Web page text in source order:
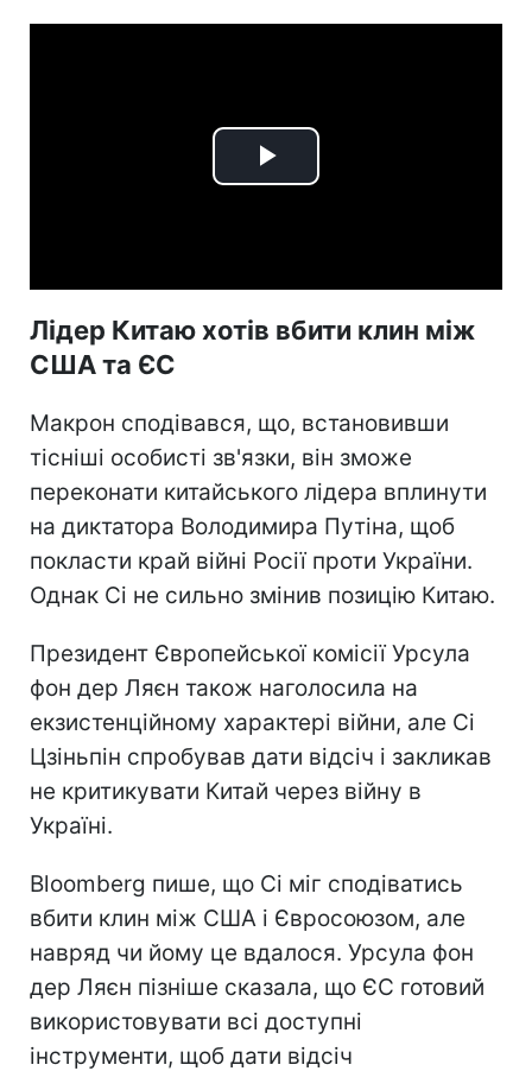
Play
Лідер Китаю хотів вбити клин між
США та ЄС
Макрон сподівався, що, встановивши
тісніші особисті зв'язки, він зможе
переконати китайського лідера вплинути
на диктатора Володимира Путіна, щоб
покласти край війні Росії проти України.
Однак Сі не сильно змінив позицію Китаю.
Президент Європейської комісії Урсула
фон дер Ляєн також наголосила на
екзистенційному характері війни, але Сі
Цзіньпін спробував дати відсіч і закликав
не критикувати Китай через війну в
Україні.
Bloomberg пише, що Сі міг сподіватись
вбити клин між США і Євросоюзом, але
навряд чи йому це вдалося. Урсула фон
дер Ляєн пізніше сказала, що ЄС готовий
використовувати всі доступні
інструменти, щоб дати відсіч